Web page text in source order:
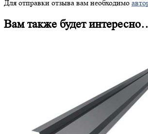
Для отправки отзыва вам необходимо
Вам также будет